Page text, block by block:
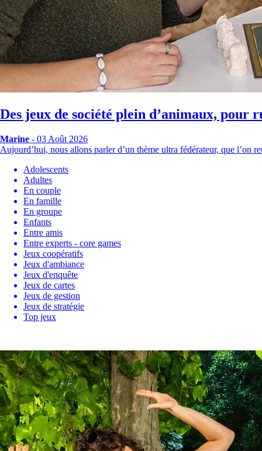
Des jeux de société plein d’animaux, pour
Marine - 03 Août 2026
Aujourd’hui, nous allons parler d’un thème ultra fédérateur, que l’on
Adolescents
Adultes
En couple
En famille
En groupe
Enfants
Entre amis
Entre experts - core games
Jeux coopératifs
Jeux d'ambiance
Jeux d'enquête
Jeux de cartes
Jeux de gestion
Jeux de stratégie
Top jeux